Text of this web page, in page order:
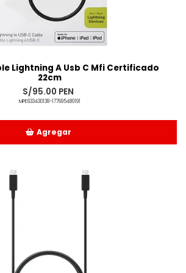
Lightning A Usb C Mfi Certificado
22cm
S/95.00 PEN
MPE633430138-177695480191
Agregar